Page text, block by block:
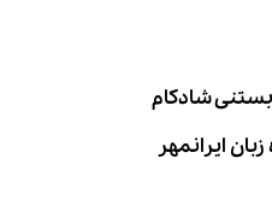
شادکام
ایرانمهر